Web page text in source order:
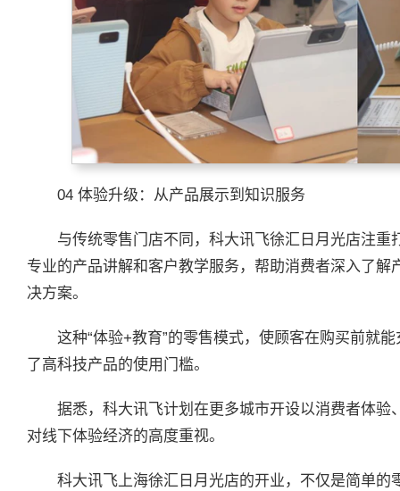
04 体验升级：从产品展示到知识服务
与传统零售门店不同，科大讯飞徐汇日月光店注
专业的产品讲解和客户教学服务，帮助消费者深入了
决方案。
这种“体验+教育”的零售模式，使顾客在购买前就
了高科技产品的使用门槛。
据悉，科大讯飞计划在更多城市开设以消费者体
对线下体验经济的高度重视。
科大讯飞上海徐汇日月光店的开业，不仅是简单